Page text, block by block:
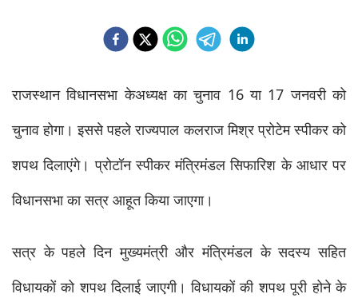
राजस्थान विधानसभा केअध्यक्ष का चुनाव 16 या 17 जनवरी को
चुनाव होगा। इससे पहले राज्यपाल कलराज मिश्र प्रोटेम स्पीकर को
शपथ दिलाएंगे। प्रोटॉन स्पीकर मंत्रिमंडल सिफारिश के आधार पर
विधानसभा का सत्र आहूत किया जाएगा।
सत्र के पहले दिन मुख्यमंत्री और मंत्रिमंडल के सदस्य सहित
विधायकों को शपथ दिलाई जाएगी। विधायकों की शपथ पूरी होने के